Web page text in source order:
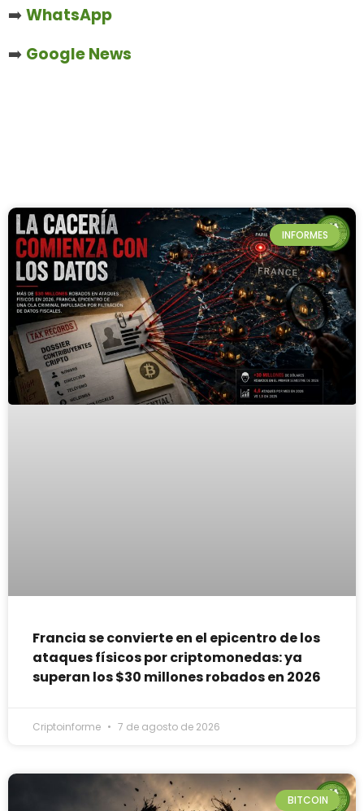
➡️WhatsApp
➡️ Google News
INFORMES
Francia se convierte en el epicentro de los
ataques físicos por criptomonedas: ya
superan los $30 millones robados en 2026
Criptoinforme 7 de agosto de 2026
BITCOIN